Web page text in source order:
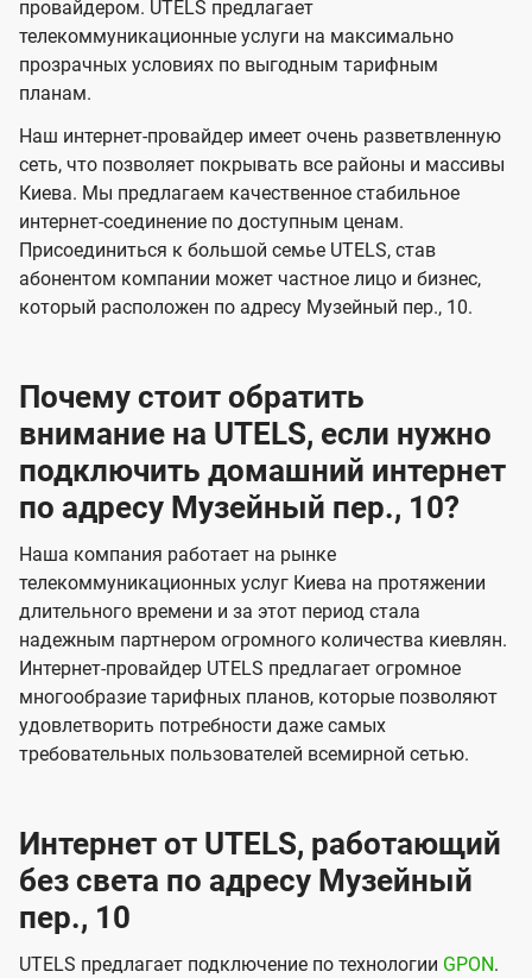
s
и
д
е
н
и
я
д
е
и
я
провайдером. UTELS предлагает
телекоммуникационные услуги на максимально
прозрачных условиях по выгодным тарифным
планам.
Наш интернет-провайдер имеет очень разветвленную
сеть, что позволяет покрывать все районы и массивы
Киева. Мы предлагаем качественное стабильное
интернет-соединение по доступным ценам.
Присоединиться к большой семье UTELS, став
абонентом компании может частное лицо и бизнес,
который расположен по адресу Музейный пер., 10.
Почему стоит обратить
внимание на UTELS, если нужно
подключить домашний интернет
по адресу Музейный пер., 10?
Наша компания работает на рынке
телекоммуникационных услуг Киева на протяжении
длительного времени и за этот период стала
надежным партнером огромного количества киевлян.
Интернет-провайдер UTELS предлагает огромное
многообразие тарифных планов, которые позволяют
удовлетворить потребности даже самых
требовательных пользователей всемирной сетью.
Интернет от UTELS, работающий
без света по адресу Музейный
пер., 10
UTELS предлагает подключение по технологии GPON.